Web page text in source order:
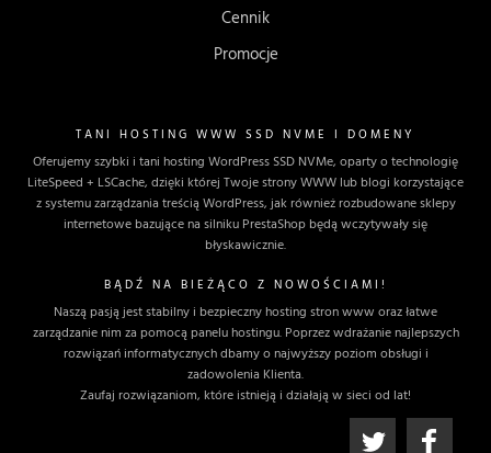
Cennik
Promocje
TANI HOSTING WWW SSD NVME I DOMENY
Oferujemy szybki i tani hosting WordPress SSD NVMe, oparty o technologię
LiteSpeed + LSCache, dzięki której Twoje strony WWW lub blogi korzystające
z systemu zarządzania treścią WordPress, jak również rozbudowane sklepy
internetowe bazujące na silniku PrestaShop będą wczytywały się
błyskawicznie.
BĄDŹ NA BIEŻĄCO Z NOWOŚCIAMI!
Naszą pasją jest stabilny i bezpieczny hosting stron www oraz łatwe
zarządzanie nim za pomocą panelu hostingu. Poprzez wdrażanie najlepszych
rozwiązań informatycznych dbamy o najwyższy poziom obsługi i
zadowolenia Klienta.
Zaufaj rozwiązaniom, które istnieją i działają w sieci od lat!